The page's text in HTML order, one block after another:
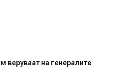
веруваат на генералите